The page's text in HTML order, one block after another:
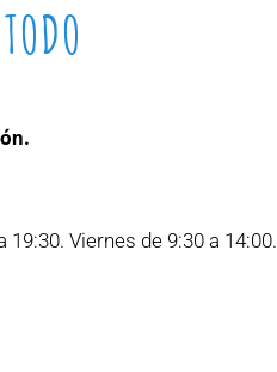
Viernes de 9:30 a 14:00.